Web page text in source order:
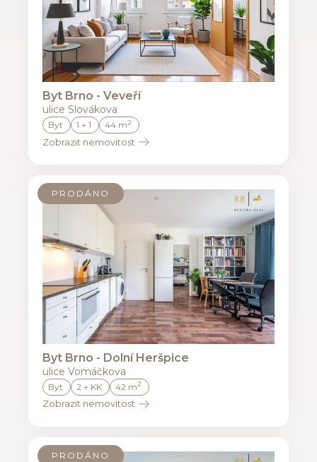
Byt Brno - Veveří
ulice Slovákova
Byt 1 + 1 44 m2
Zobrazit nemovitost
Byt Brno - Dolní Heršpice
ulice Vomáčkova
Byt 2 + KK 42 m2
Zobrazit nemovitost
PRODÁNO
PRODÁNO